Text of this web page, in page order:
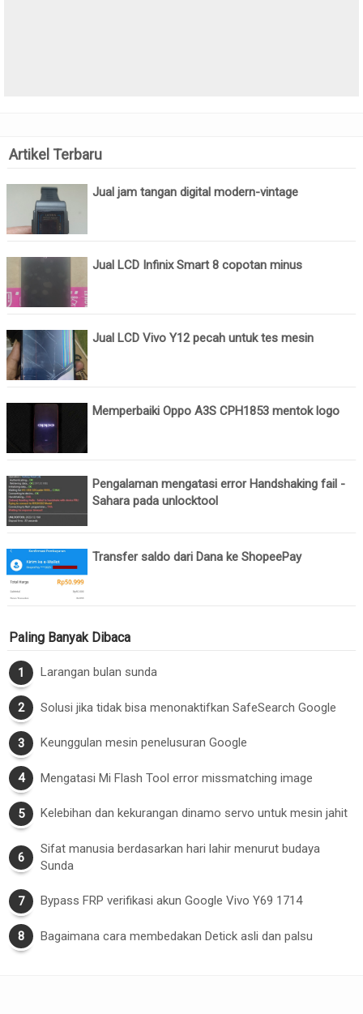
Artikel Terbaru
Jual jam tangan digital modern-vintage
Jual LCD Infinix Smart 8 copotan minus
Jual LCD Vivo Y12 pecah untuk tes mesin
Memperbaiki Oppo A3S CPH1853 mentok logo
Pengalaman mengatasi error Handshaking fail -
Sahara pada unlocktool
Transfer saldo dari Dana ke ShopeePay
Paling Banyak Dibaca
Larangan bulan sunda
Solusi jika tidak bisa menonaktifkan SafeSearch Google
Keunggulan mesin penelusuran Google
Mengatasi Mi Flash Tool error missmatching image
Kelebihan dan kekurangan dinamo servo untuk mesin jahit
Sifat manusia berdasarkan hari lahir menurut budaya
Sunda
Bypass FRP verifikasi akun Google Vivo Y69 1714
Bagaimana cara membedakan Detick asli dan palsu